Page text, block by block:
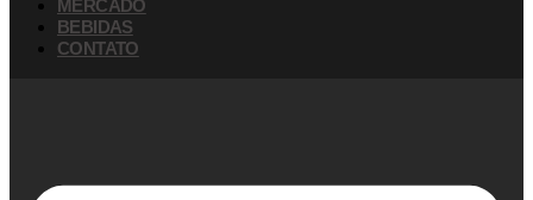
MERCADO
BEBIDAS
CONTATO